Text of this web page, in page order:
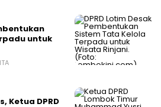
untuk
Ketua DPRD